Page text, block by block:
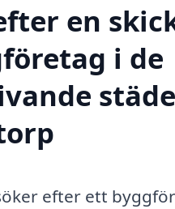
en
i de
efter ett